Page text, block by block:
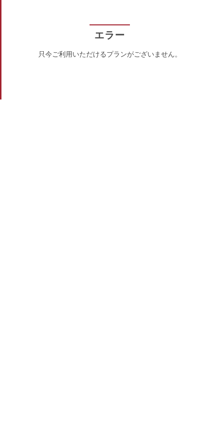
エラー
只今ご利用いただけるプランがございません。